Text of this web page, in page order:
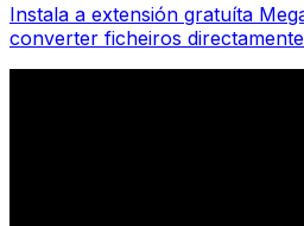
Instala a extensión gratuíta
converter ficheiros